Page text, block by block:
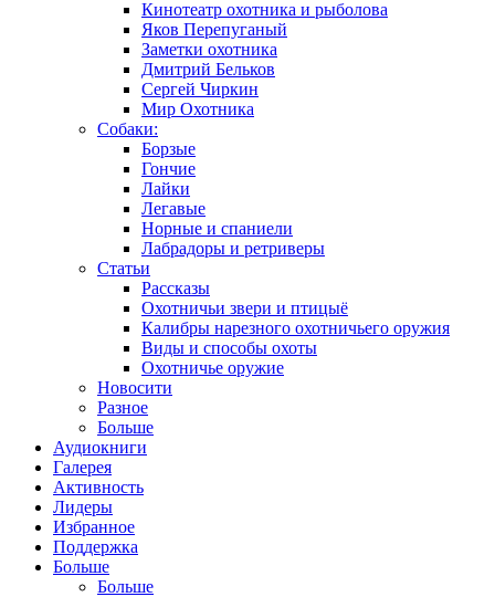
Кинотеатр охотника и рыболова
Яков Перепуганый
Заметки охотника
Дмитрий Бельков
Сергей Чиркин
Мир Охотника
Собаки:
Борзые
Гончие
Лайки
Легавые
Норные и спаниели
Лабрадоры и ретриверы
Статьи
Рассказы
Охотничьи звери и птицыё
Калибры нарезного охотничьего оружия
Виды и способы охоты
Охотничье оружие
Новосити
Разное
Больше
Аудиокниги
Галерея
Активность
Лидеры
Избранное
Поддержка
Больше
Больше